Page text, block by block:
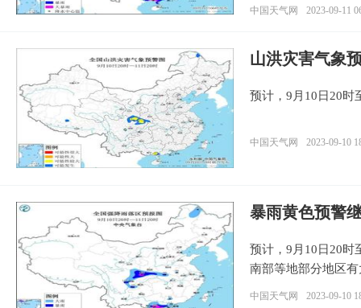
中国天气网 2023-09-11
山洪灾害气象
预计，9月10日20时
中国天气网 2023-09-10
暴雨黄色预警
预计，9月10日20时
南部等地部分地区
中国天气网 2023-09-10